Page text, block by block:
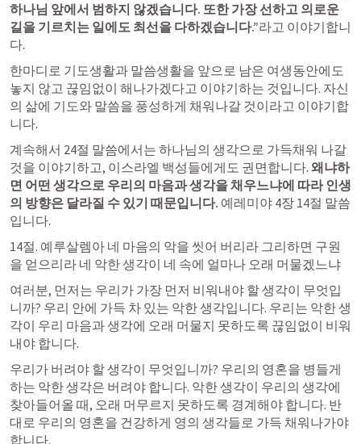
하나님 앞에서 범하지 않겠습니다. 또한 가장 선하고 의로운
길을 기르치는 일에도 최선을 다하겠습니다.”라고 이야기합니
다.
​한마디로 기도생활과 말씀생활을 앞으로 남은 여생동안에도
놓지 않고 끊임없이 해나가겠다고 이야기하는 것입니다. 자신
의 삶에 기도와 말씀을 풍성하게 채워나갈 것이라고 이야기합
니다.
​계속해서 24절 말씀에서는 하나님의 생각으로 가득채워 나갈
것을 이야기하고, 이스라엘 백성들에게도 권면합니다. 왜냐하
면 어떤 생각으로 우리의 마음과 생각을 채우느냐에 따라 인생
의 방향은 달라질 수 있기 때문입니다. 예레미야 4장 14절 말씀
입니다.
​14절. 예루살렘아 네 마음의 악을 씻어 버리라 그리하면 구원
을 얻으리라 네 악한 생각이 네 속에 얼마나 오래 머물겠느냐
​여러분, 먼저는 우리가 가장 먼저 비워내야 할 생각이 무엇입
니까? 우리 안에 가득 차 있는 악한 생각입니다. 우리는 악한 생
각이 우리 마음과 생각에 오래 머물지 못하도록 끊임없이 비워
내야 합니다.
우리가 버려야 할 생각이 무엇입니까? 우리의 영혼을 병들게
하는 악한 생각은 버려야 합니다. 악한 생각이 우리의 생각에
찾아들어올 때, 오래 머무르지 못하도록 경계해야 합니다. 반
대로 우리의 영혼을 건강하게 영의 생각들로 가득 채워나가야
합니다.